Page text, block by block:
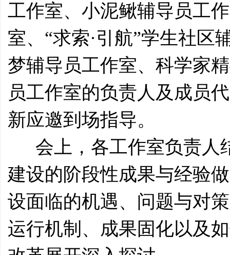
工作室、小泥鳅辅导员工
室、“求索·引航”学生社区
梦辅导员工作室、科学家
员工作室的负责人及成员
新应邀到场指导。
会上，各工作室负责人
建设的阶段性成果与经验
设面临的机遇、问题与对
运行机制、成果固化以及